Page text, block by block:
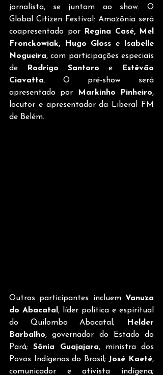
jornalista, se juntam ao show. O
Global Citizen Festival: Amazônia será
coapresentado por
Regina Casé, Mel
Fronckowiak, Hugo Gloss e
Isabelle
Nogueira, com participações especiais
de
Rodrigo Santoro e
Estêvão
Ciavatta. O pré-show será
apresentado por
Markinho Pinheiro,
locutor e apresentador da Liberal FM
de Belém.
Outros participantes incluem Vanuza
do Abacatal , líder política e espiritual
do Quilombo Abacatal;
Helder
Barbalho, governador do Estado do
Pará; Sônia Guajajara, ministra dos
Povos Indígenas do Brasil; José Kaeté,